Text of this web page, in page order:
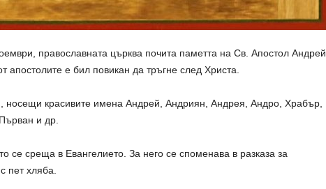
православната църква почита паметта на Св. Апостол Андрей
апостолите е бил повикан да тръгне след Христа.
носещи красивите имена Андрей, Андриян, Андрея, Андро, Храбър,
и др.
се среща в Евангелието. За него се споменава в разказа за
пет хляба.